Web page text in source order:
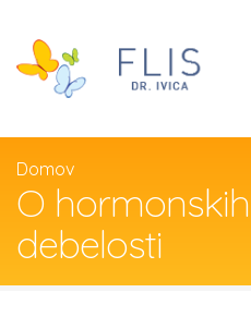
Domov
O
debelosti